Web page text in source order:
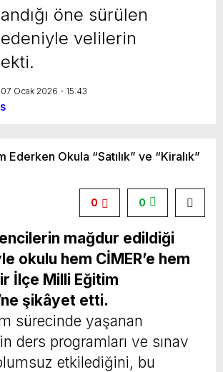
Ziyareti
öne sürülen
velilerin
07 Ocak 2026 - 15:43
0
0
mağdur edildiği
okulu hem CİMER’e hem
İlçe Milli Eğitim
şikâyet etti.
sürecinde yaşanan
ders programları ve sınav
etkilediğini, bu